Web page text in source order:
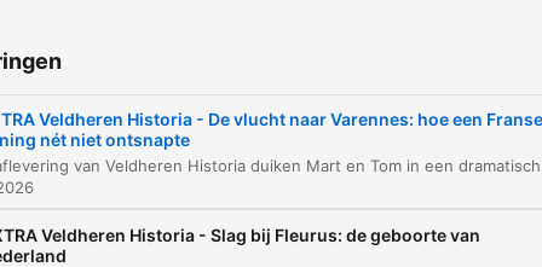
00:00:43
00:01:54 De zoektocht naar paarden in Varennes
00:03:24
00:05:14 Controle van de paspoorten
Veldheren Historia - De vlucht naar Varennes: hoe een Franse
nét niet ontsnapte
Veldheren Historia - Slag bij Fleurus: de geboorte van